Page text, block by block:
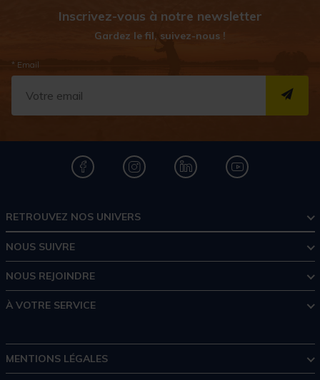
Inscrivez-vous à notre newsletter
Gardez le fil, suivez-nous !
* Email
RETROUVEZ NOS UNIVERS
NOUS SUIVRE
NOUS REJOINDRE
À VOTRE SERVICE
MENTIONS LÉGALES